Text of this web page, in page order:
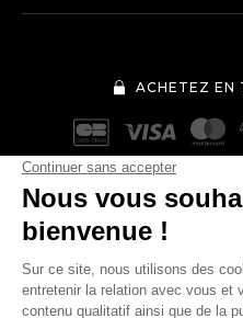
ACHETEZ EN
Mentions légales